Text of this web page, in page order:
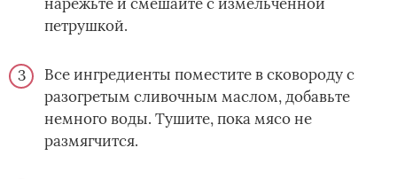
петрушкой.
Все ингредиенты поместите в сковороду с
разогретым сливочным маслом, добавьте
немного воды. Тушите, пока мясо не
размягчится.